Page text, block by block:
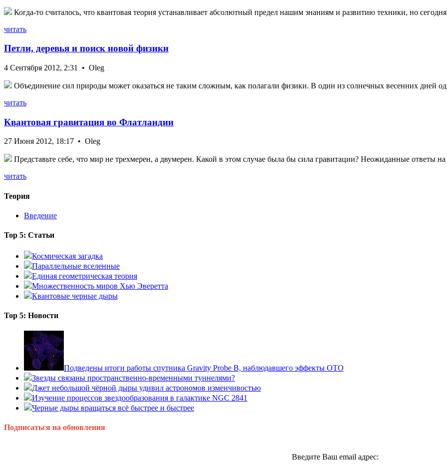
Когда-то считалось, что квантовая теория устанавливает абсолютный предел нашим знаниям и развитию техники, но
читать
Петли, деревья и поиск новой физики
4 Сентября 2012, 2:31 • Oleg
Объединение сил природы может оказаться не таким сложным, как полагали физики. В один из солнечных весенних дней
читать
Квантовая гравитация во Флатландии
27 Июня 2012, 18:17 • Oleg
Представьте себе, что мир не трехмерен, а двумерен. Какой в этом случае была бы сила гравитации? Неожиданные ответы на
читать
Теория
Введение
Top 5: Статьи
Космическая загадка
Параллельные вселенные
Единая геометрическая теория
Множественность миров Хью Эверетта
Квантовые черные дыры
Top 5: Новости
Подведены итоги работы спутника Gravity Probe B, наблюдавшего эффекты ОТО
Звезды связаны пространственно-временными туннелями?
Джет небольшой чёрной дыры удивил астрономов изменчивостью
Изучение процессов звездообразования в галактике NGC 2841
Черные дыры вращаться всё быстрее и быстрее
Подписаться на обновления
Введите Ваш email адрес: